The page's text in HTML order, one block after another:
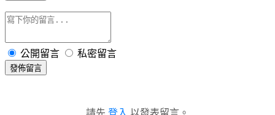
公開留言 私密留言
發佈留言
請先 登入 以發表留言。